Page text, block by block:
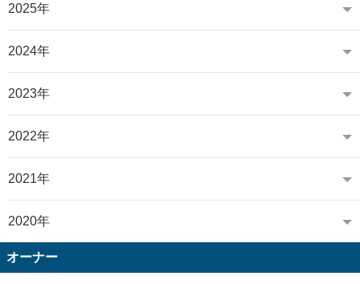
2025年
2024年
2023年
2022年
2021年
2020年
オーナー